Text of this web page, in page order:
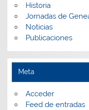
Historia
Jornadas de
Noticias
Publicaciones
Meta
Acceder
Feed de entradas